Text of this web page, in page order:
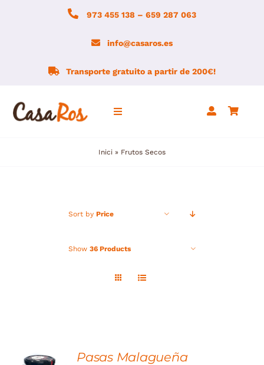
973 455 138 – 659 287 063
info@casaros.es
Transporte gratuito a partir de 200€!
Toggle
Inicio
Montsec
Inici » Frutos Secos
Sort by Price
Show 36 Products
Pasas Malagueña